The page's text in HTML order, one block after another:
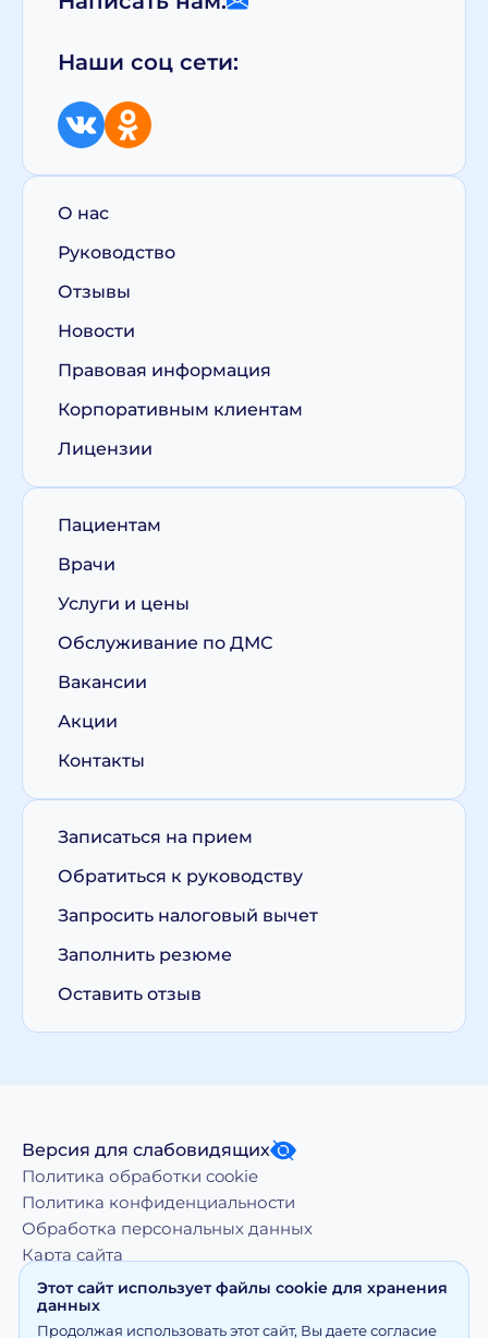
Наши соц сети:
О нас
Руководство
Отзывы
Новости
Правовая информация
Корпоративным клиентам
Лицензии
Пациентам
Врачи
Услуги и цены
Обслуживание по ДМС
Вакансии
Акции
Контакты
Записаться на прием
Обратиться к руководству
Запросить налоговый вычет
Заполнить резюме
Оставить отзыв
Версия для слабовидящих
Политика обработки cookie
Политика конфиденциальности
Обработка персональных данных
Карта сайта
Этот сайт использует файлы cookie для хранения
данных
Продолжая использовать этот сайт, Вы даете согласие